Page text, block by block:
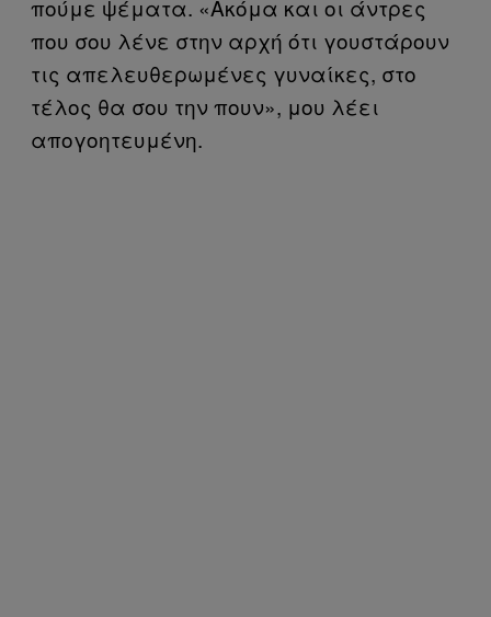
πούμε ψέματα. «Ακόμα και οι άντρες
που σου λένε στην αρχή ότι γουστάρουν
τις απελευθερωμένες γυναίκες, στο
τέλος θα σου την πουν», μου λέει
απογοητευμένη.